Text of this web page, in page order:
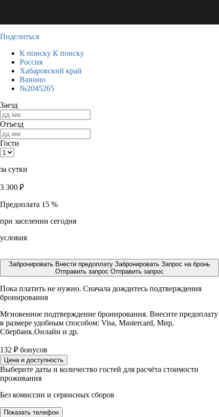
Поделиться
К поиску К поиску
Россия
Хабаровский край
Ванино
№2045265
Заезд
Отъезд
Гости
за сутки
3 300 ₽
Предоплата 15 %
при заселении сегодня
условия
Забронировать Внести предоплату Забронировать Запрос на бронь
Отправить запрос Отправить запрос
Пока платить не нужно. Сначала дождитесь подтверждения
бронирования
Мгновенное подтверждение бронирования. Внесите предоплату
в размере удобным способом: Visa, Mastercard, Мир,
Сбербанк.Онлайн и др.
132 ₽ бонусов
Цена и доступность
Выберите даты и количество гостей для расчёта стоимости
проживания
Без комиссии и сервисных сборов
Показать телефон